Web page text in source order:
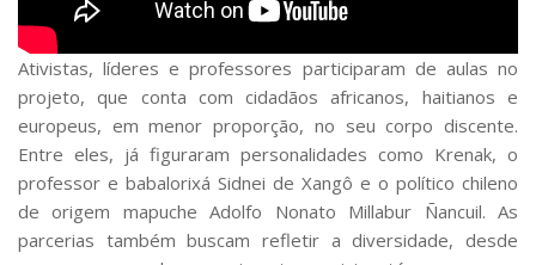
Ativistas, líderes e professores participaram de aulas no
projeto, que conta com cidadãos africanos, haitianos e
europeus, em menor proporção, no seu corpo discente.
Entre eles, já figuraram personalidades como Krenak, o
professor e babalorixá Sidnei de Xangô e o político chileno
de origem mapuche Adolfo Nonato Millabur Ñancuil. As
parcerias também buscam refletir a diversidade, desde